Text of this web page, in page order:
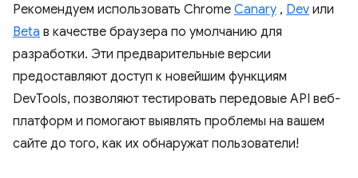
Рекомендуем использовать Chrome Canary , Dev или
Beta в качестве браузера по умолчанию для
разработки. Эти предварительные версии
предоставляют доступ к новейшим функциям
DevTools, позволяют тестировать передовые API веб-
платформ и помогают выявлять проблемы на вашем
сайте до того, как их обнаружат пользователи!